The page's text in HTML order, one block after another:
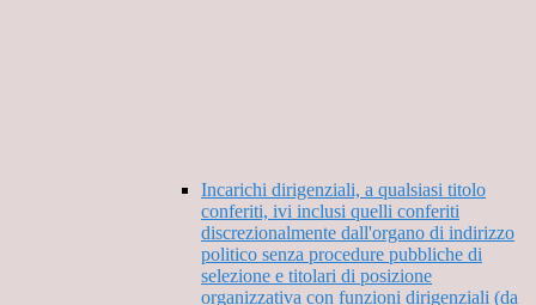
Incarichi dirigenziali, a qualsiasi titolo
conferiti, ivi inclusi quelli conferiti
discrezionalmente dall'organo di indirizzo
politico senza procedure pubbliche di
selezione e titolari di posizione
organizzativa con funzioni dirigenziali (da